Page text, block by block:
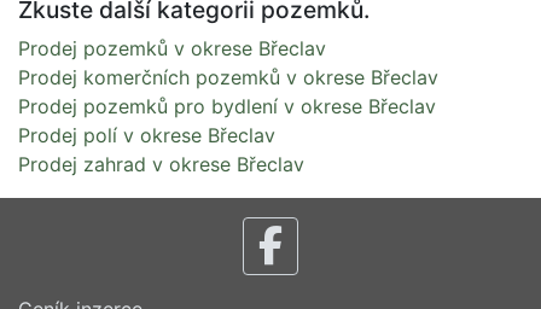
Zkuste další kategorii pozemků.
Prodej pozemků v okrese Břeclav
Prodej komerčních pozemků v okrese Břeclav
Prodej pozemků pro bydlení v okrese Břeclav
Prodej polí v okrese Břeclav
Prodej zahrad v okrese Břeclav